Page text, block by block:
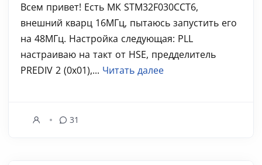
Всем привет! Есть МК STM32F030CCT6,
внешний кварц 16МГц, пытаюсь запустить его
на 48МГц. Настройка следующая: PLL
настраиваю на такт от HSE, предделитель
PREDIV 2 (0x01),... Читать далее
31